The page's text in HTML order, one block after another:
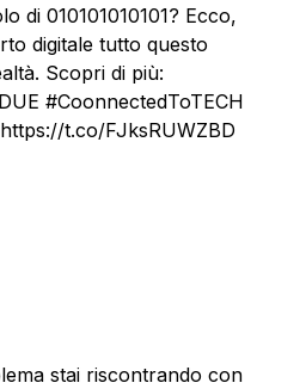
di 010101010101? Ecco,
digitale tutto questo
Scopri di più:
#CoonnectedToTECH
t.co/FJksRUWZBD
stai riscontrando con